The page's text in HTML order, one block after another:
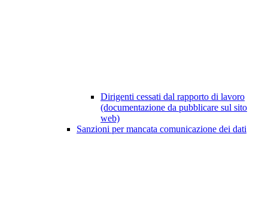
Dirigenti cessati dal rapporto di lavoro
(documentazione da pubblicare sul sito
web)
Sanzioni per mancata comunicazione dei dati